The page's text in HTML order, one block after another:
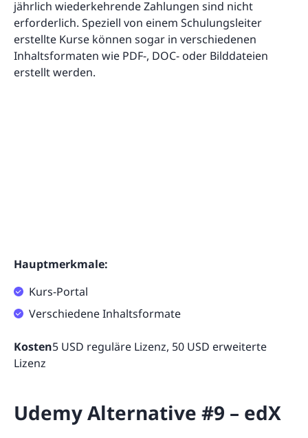
jährlich wiederkehrende Zahlungen sind nicht
erforderlich. Speziell von einem Schulungsleiter
erstellte Kurse können sogar in verschiedenen
Inhaltsformaten wie PDF-, DOC- oder Bilddateien
erstellt werden.
Hauptmerkmale:
Kurs-Portal
Verschiedene Inhaltsformate
Kosten5 USD reguläre Lizenz, 50 USD erweiterte
Lizenz
Udemy Alternative #9 – edX